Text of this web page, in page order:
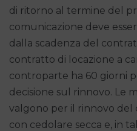
di ritorno al termine del
comunicazione deve
dalla scadenza del
contratto di locazione a
controparte ha 60 giorni
decisione sul rinnovo. Le
valgono per il rinnovo del
con cedolare secca e, in